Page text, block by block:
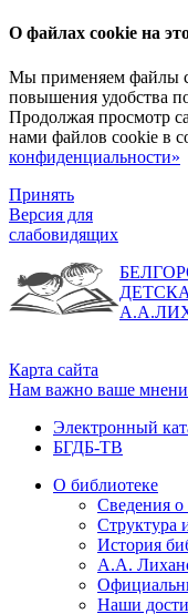
О файлах cookie на
Мы применяем файлы
повышения удобства
Продолжая просмотр
нами файлов cookie в
конфиденциальности»
Принять
Версия для
слабовидящих
Карта сайта
Нам важно ваше
Электронный
БГДБ-ТВ
О библиотеке
Сведения о
Структура
История
А.А.
Наши